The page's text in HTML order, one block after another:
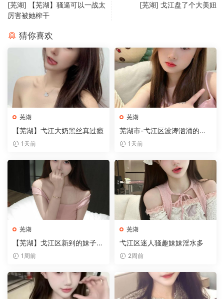
[芜湖] 【芜湖】骚逼可以一战太
厉害被她榨干
[芜湖] 戈江盘了个大美妞
猜你喜欢
芜湖
【芜湖】弋江大奶黑丝真过瘾
1天前
芜湖
芜湖市-弋江区波涛汹涌的御
姐玩角色扮演
1天前
芜湖
【芜湖】戈江区新到的妹子嫩
逼不等人
1周前
芜湖
弋江区迷人骚趣妹妹淫水多
2周前